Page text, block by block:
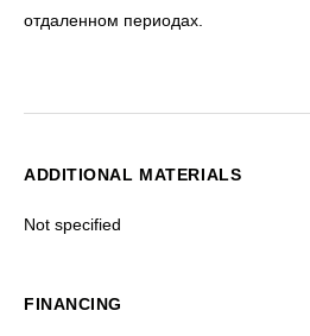
отдаленном периодах.
ADDITIONAL MATERIALS
Not specified
FINANCING